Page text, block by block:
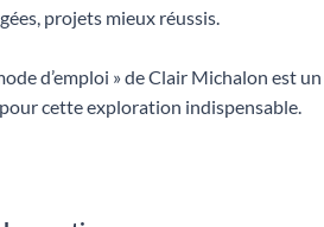
projets mieux réussis.
d’emploi » de Clair Michalon est un
cette exploration indispensable.